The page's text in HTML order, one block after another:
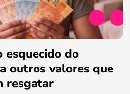
esquecido do
outros valores que
resgatar